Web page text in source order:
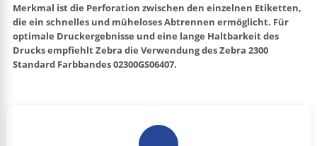
Merkmal ist die Perforation zwischen den einzelnen Etiketten,
die ein schnelles und müheloses Abtrennen ermöglicht. Für
optimale Druckergebnisse und eine lange Haltbarkeit des
Drucks empfiehlt Zebra die Verwendung desZebra 2300
Standard Farbbandes02300GS06407.